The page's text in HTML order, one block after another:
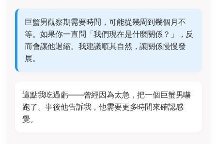
巨蟹男觀察期需要時間，可能從幾周到幾個月不
等。如果你一直問「我們現在是什麼關係？」，反
而會讓他退縮。我建議順其自然，讓關係慢慢發
展。
這點我吃過虧——曾經因為太急，把一個巨蟹男嚇
跑了。事後他告訴我，他需要更多時間來確認感
覺。